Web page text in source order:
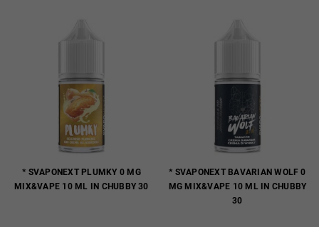
* SVAPONEXT PLUMKY 0 MG
MIX&VAPE 10 ML IN CHUBBY 30
* SVAPONEXT BAVARIAN WOLF 0
MG MIX&VAPE 10 ML IN CHUBBY
30